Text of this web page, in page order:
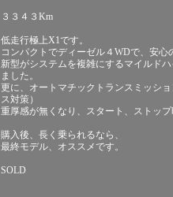
３３４３Km
低走行極上X1です。
コンパクトでディーゼル４WDで、安心
新型がシステムを複雑にするマイルド
ました。
更に、オートマチックトランスミッシ
ス対策）
重厚感が無くなり、スタート、ストッ
購入後、長く乗られるなら、
最終モデル、オススメです。
SOLD